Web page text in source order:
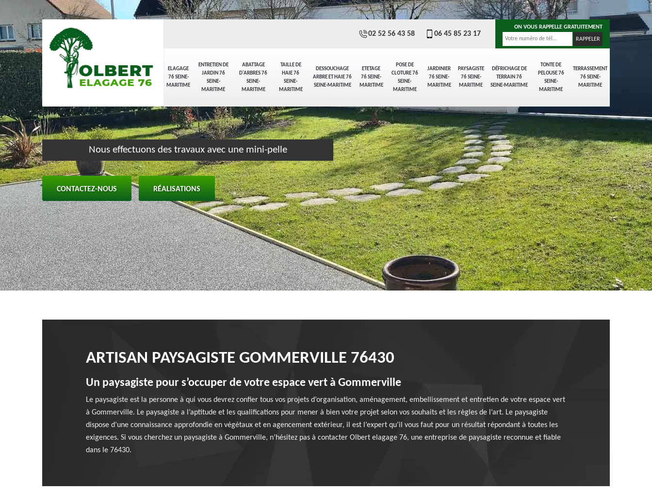
ELAGAGE
76 SEINE-
MARITIME
ENTRETIEN DE
JARDIN 76
SEINE-
MARITIME
ABATTAGE
D'ARBRES 76
SEINE-
MARITIME
TAILLE DE
HAIE 76
SEINE-
MARITIME
DESSOUCHAGE
ARBRE ET HAIE 76
SEINE-MARITIME
ETETAGE
76 SEINE-
MARITIME
POSE DE
CLOTURE 76
SEINE-
MARITIME
JARDINIER
76 SEINE-
MARITIME
PAYSAGISTE
76 SEINE-
MARITIME
DÉFRICHAGE DE
TERRAIN 76
SEINE-MARITIME
TONTE DE
PELOUSE 76
SEINE-
MARITIME
TERRASSEMENT
76 SEINE-
MARITIME
02 52 56 43 58 06 45 85 23 17
ON VOUS RAPPELLE GRATUITEMENT
Nous effectuons des travaux avec une mini-pelle
CONTACTEZ-NOUS RÉALISATIONS
ARTISAN PAYSAGISTE GOMMERVILLE 76430
Un paysagiste pour s’occuper de votre espace vert à Gommerville
Le paysagiste est la personne à qui vous devrez confier tous vos projets d’organisation, aménagement, embellissement et entretien de votre espace vert
à Gommerville. Le paysagiste a l’aptitude et les qualifications pour mener à bien votre projet selon vos souhaits et les règles de l’art. Le paysagiste
dispose d’une connaissance approfondie en végétaux et en agencement extérieur, il est l’expert qu’il vous faut pour un résultat répondant à toutes les
exigences. Si vous cherchez un paysagiste à Gommerville, n’hésitez pas à contacter Olbert elagage 76, une entreprise de paysagiste reconnue et fiable
dans le 76430.